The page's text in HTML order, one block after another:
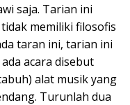
saja. Tarian ini
memiliki filosofis
taran ini, tarian ini
acara disebut
alat musik yang
Turunlah dua